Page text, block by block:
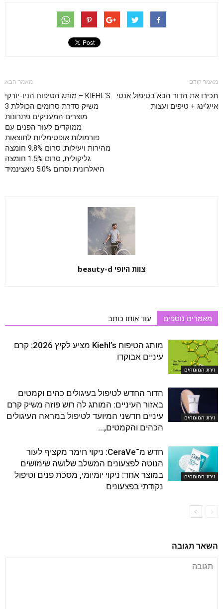
מאמר קודם
תכירו את הדור הבא בטיפול אנטי
אייג'ינג + טיפים ועצות
מאמר הבא
KIEHL'S – מותג הטיפוח הניו-יורקי
משיק סדרת סרומים הכוללת 3
מוצרים המעניקים פתרונות
ממוקדים לעור הפנים עם
פורמולות אופטימליות לתוצאות
מהירות ויעילות: סרום 9.8% חומצה
גליקולית, סרום 1.5% חומצה
היאלרונית וסרום 5.0% ניאצינמיד
צוות היופי beauty-d
מאמרים נוספים עוד אותו כותב
זירת המומחים
מותג הטיפוח Kiehl’s מציע לקיץ 2026: קרם
עיניים אבוקדו
זירת המומחים
הדור החדש לטיפול בעיגולים כהים וקמטים
באזור העיניים: המותג לה רוש פוזה משיק קרם
עיניים חדשני המיועד לטיפול במראה העיגולים
הכהים והקמטים,...
זירת המומחים
חדש מ־CeraVe: ניקוי חימר מקציף לעור
הנוטה לפצעונים המשלב שלושה שימושים
במוצר אחד: ניקוי יומיומי, מסכת פנים וטיפול
נקודתי בפצעונים
השאר תגובה